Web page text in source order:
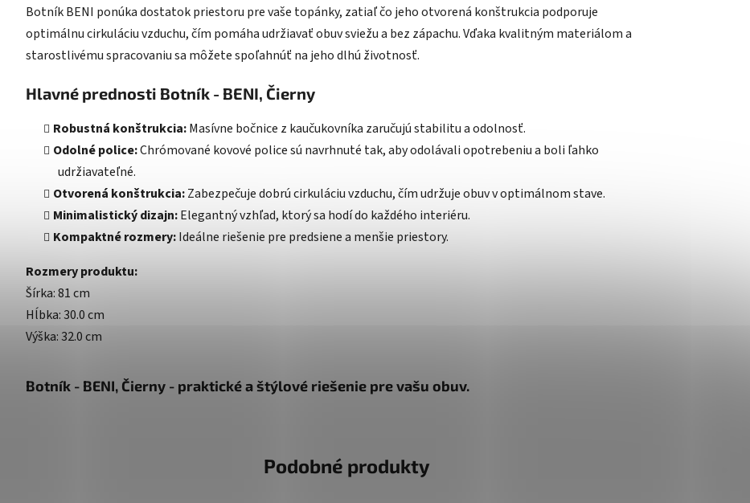
Botník BENI ponúka dostatok priestoru pre vaše topánky, zatiaľ čo jeho otvorená konštrukcia podporuje
optimálnu cirkuláciu vzduchu, čím pomáha udržiavať obuv sviežu a bez zápachu. Vďaka kvalitným materiálom a
starostlivému spracovaniu sa môžete spoľahnúť na jeho dlhú životnosť.
Hlavné prednosti Botník - BENI, Čierny
Robustná konštrukcia:Masívne bočnice z kaučukovníka zaručujú stabilitu a odolnosť.
Odolné police:Chrómované kovové police sú navrhnuté tak, aby odolávali opotrebeniu a boli ľahko
udržiavateľné.
Otvorená konštrukcia:Zabezpečuje dobrú cirkuláciu vzduchu, čím udržuje obuv v optimálnom stave.
Minimalistický dizajn:Elegantný vzhľad, ktorý sa hodí do každého interiéru.
Kompaktné rozmery:Ideálne riešenie pre predsiene a menšie priestory.
Rozmery produktu:
Šírka: 81 cm
Hĺbka: 30.0 cm
Výška: 32.0 cm
Botník - BENI, Čierny - praktické a štýlové riešenie pre vašu obuv.
Podobné produkty